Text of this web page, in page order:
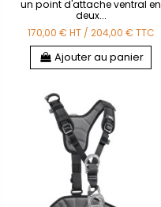
un point d'attache ventral en
deux...
170,00 €HT / 204,00 €TTC
Ajouter au panier